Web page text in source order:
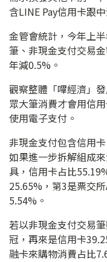
含LINE Pay信用卡跟
金管會統計，今年上
筆、非現金支付交易
年減0.5%。
觀察整體「嗶經濟」
眾大筆消費才會用信
使用電子支付。
非現金支付包含信用
如果進一步拆解組成
具，信用卡占比
25.65%，第3是票交
5.54%。
若以非現金支付交易
冠，再來是信用卡
融卡來購物消費占比